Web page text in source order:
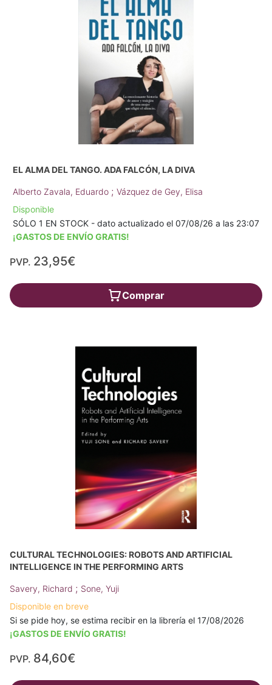
EL ALMA DEL TANGO. ADA FALCÓN, LA DIVA
Alberto Zavala, Eduardo ; Vázquez de Gey, Elisa
Disponible
SÓLO 1 EN STOCK - dato actualizado el 07/08/26 a las 23:07
¡GASTOS DE ENVÍO GRATIS!
PVP. 23,95€
Comprar
CULTURAL TECHNOLOGIES: ROBOTS AND ARTIFICIAL
INTELLIGENCE IN THE PERFORMING ARTS
Savery, Richard ; Sone, Yuji
Disponible en breve
Si se pide hoy, se estima recibir en la librería el 17/08/2026
¡GASTOS DE ENVÍO GRATIS!
PVP. 84,60€